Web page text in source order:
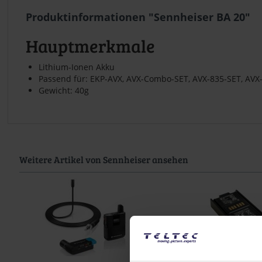
Produktinformationen "Sennheiser BA 20"
Hauptmerkmale
Lithium-Ionen Akku
Passend für: EKP-AVX, AVX-Combo-SET, AVX-835-SET,
Gewicht: 40g
Weitere Artikel von Sennheiser ansehen